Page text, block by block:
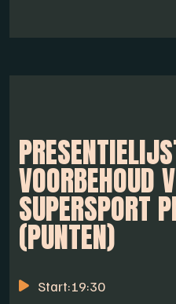
VOORBEHOUD
SUPERSPORT
(PUNTEN)
Start:19:30